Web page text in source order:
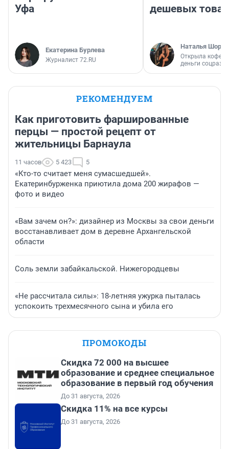
Уфа
Екатерина Бурлева
Журналист 72.RU
дешевых
Наталья
Открыла
деньги
РЕКОМЕНДУЕМ
Как приготовить фаршированные
перцы — простой рецепт от
жительницы Барнаула
11 часов 5 423 5
«Кто-то считает меня сумасшедшей».
Екатеринбурженка приютила дома 200 жирафов —
фото и видео
«Вам зачем он?»: дизайнер из Москвы за свои деньги
восстанавливает дом в деревне Архангельской
области
Соль земли забайкальской. Нижегородцевы
«Не рассчитала силы»: 18-летняя ужурка пыталась
успокоить трехмесячного сына и убила его
ПРОМОКОДЫ
Скидка 72 000 на высшее
образование и среднее специальное
образование в первый год обучения
До 31 августа, 2026
Скидка 11% на все курсы
До 31 августа, 2026